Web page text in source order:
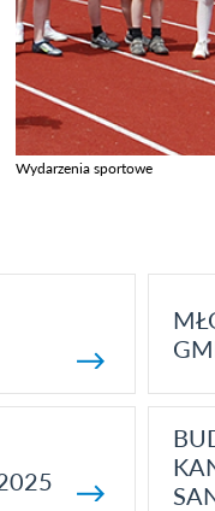
Wydarzenia sportowe